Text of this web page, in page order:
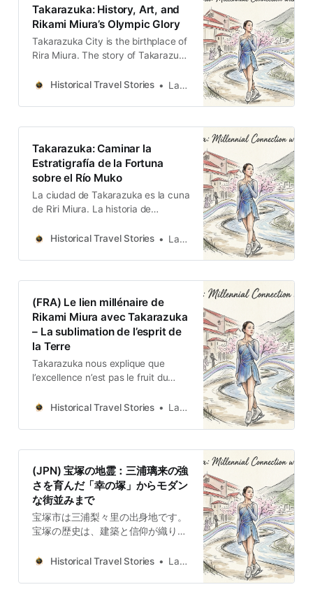
Takarazuka: History, Art, and
Rikami Miura’s Olympic Glory
Takarazuka City is the birthplace of
Rira Miura. The story of Takarazuka
accidental; it is a contemporary
sensitivity to primal nature, and the
beliefs.
Historical Travel Stories Lawrence
Takarazuka: Caminar la
Estratigrafía de la Fortuna
sobre el Río Muko
La ciudad de Takarazuka es la cuna
de Riri Miura. La historia de
excelencia no es casualidad;
danza sobre hielo de Riri Miura se
Historical Travel Stories Lawrence
(FRA) Le lien millénaire de
Rikami Miura avec Takarazuka
– La sublimation de l’esprit de
la Terre
Takarazuka nous explique que
l’excellence n’est pas le fruit du
expériences ratées que Riri Miura
époustouflante.
Historical Travel Stories Lawrence
(JPN) 宝塚の地霊：三浦璃来の強
さを育んだ「幸の塚」からモダン
な街並みまで
宝塚市は三浦梨々里の出身地です。
宝塚の歴史は、建築と信仰が織りな
ダンスが織り成されていることを物
物ではありません。それは、古代の
Historical Travel Stories Lawrence